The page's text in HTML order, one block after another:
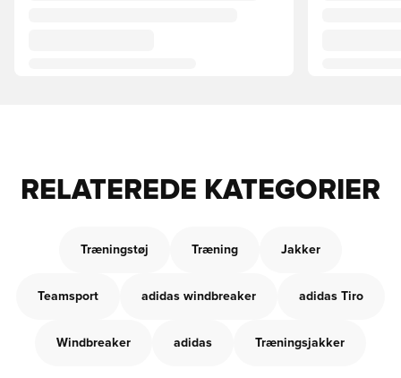
RELATEREDE KATEGORIER
Træningstøj Træning Jakker
Teamsport adidas windbreaker adidas Tiro
Windbreaker adidas Træningsjakker